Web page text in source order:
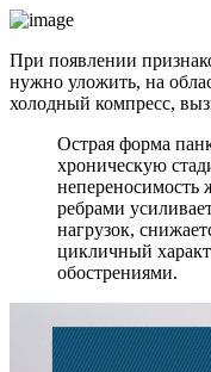
При появлении
нужно уложить, на
холодный компресс,
Острая форма
хроническую
ребрами
нагрузок,
цикличный
обострениями.